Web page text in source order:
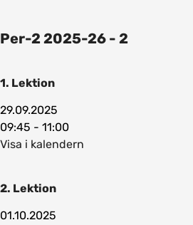
Per-2 2025-26 - 2
1. Lektion
29.09.2025
09:45 - 11:00
Visa i kalendern
2. Lektion
01.10.2025